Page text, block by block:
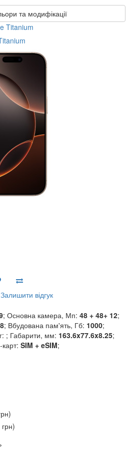
та модифікації
Залишити відгук
; Основна камера, Мп: 48 + 48+ 12;
8; Вбудована пам'ять, Гб: 1000;
; Габарити, мм: 163.6x77.6x8.25;
карт: SIM + eSIM;